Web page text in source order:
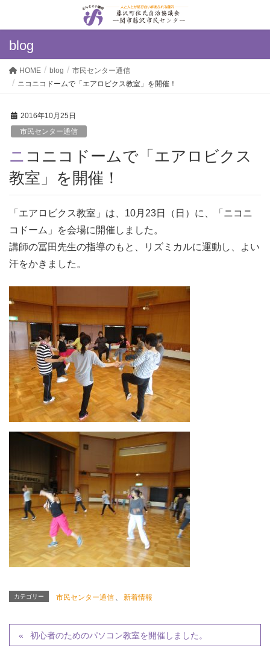
blog
HOME blog
市民センター通信
ニコニコドームで「エアロビクス教室」を開催！
2016年10月25日
市民センター通信
ニコニコドームで「エアロビクス
教室」を開催！
「エアロビクス教室」は、10月23日（日）に、「ニコニ
コドーム」を会場に開催しました。
講師の冨田先生の指導のもと、リズミカルに運動し、よい
汗をかきました。
カテゴリー 市民センター通信 、 新着情報
初心者のためのパソコン教室を開催しました。